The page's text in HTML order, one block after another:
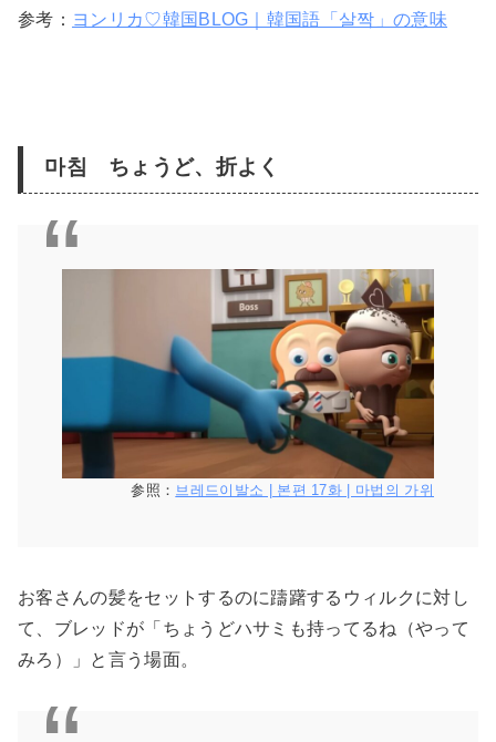
参考： ヨンリカ♡韓国BLOG｜韓国語「살짝」の意味
마침 ちょうど、折よく
参照： 브레드이발소 | 본편 17화 | 마법의 가위
お客さんの髪をセットするのに躊躇するウィルクに対し
て、ブレッドが「ちょうどハサミも持ってるね（やって
みろ）」と言う場面。